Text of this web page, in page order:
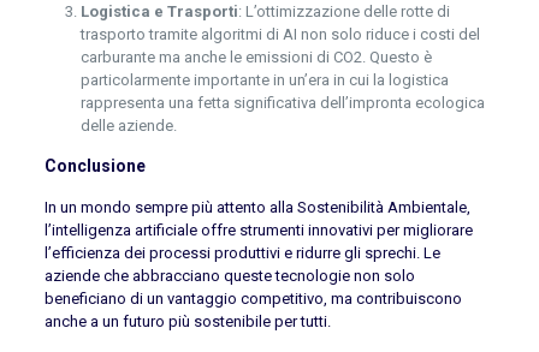
Logistica e Trasporti: L’ottimizzazione delle rotte di
trasporto tramite algoritmi di AI non solo riduce i costi del
carburante ma anche le emissioni di CO2. Questo è
particolarmente importante in un’era in cui la logistica
rappresenta una fetta significativa dell’impronta ecologica
delle aziende.
Conclusione
In un mondo sempre più attento alla Sostenibilità Ambientale,
l’intelligenza artificiale offre strumenti innovativi per migliorare
l’efficienza dei processi produttivi e ridurre gli sprechi. Le
aziende che abbracciano queste tecnologie non solo
beneficiano di un vantaggio competitivo, ma contribuiscono
anche a un futuro più sostenibile per tutti.